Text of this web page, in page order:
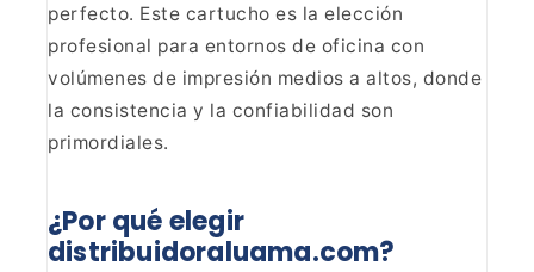
perfecto. Este cartucho es la elección
profesional para entornos de oficina con
volúmenes de impresión medios a altos, donde
la consistencia y la confiabilidad son
primordiales.
¿Por qué elegir
distribuidoraluama.com?